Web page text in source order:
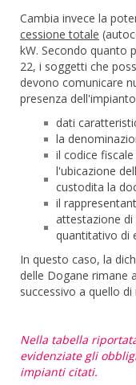
Cambia invece la
cessione totale
kW. Secondo quanto
22, i soggetti che
devono comunicare
presenza
dati
la
il codice
l'ubicazione
custodita la
il
attestazione di
quantitativo di
In questo caso, la
delle Dogane rimane
successivo a quello
Nella tabella
evidenziate gli
impianti citati.